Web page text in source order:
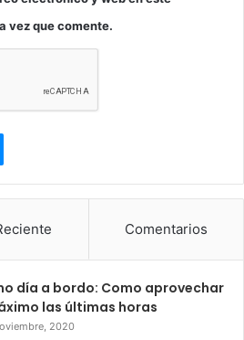
vez que comente.
Comentarios
día a bordo: Como aprovechar
las últimas horas
2020